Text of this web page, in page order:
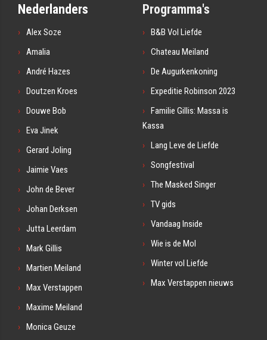
Nederlanders
Alex Soze
Amalia
André Hazes
Doutzen Kroes
Douwe Bob
Eva Jinek
Gerard Joling
Jaimie Vaes
John de Bever
Johan Derksen
Jutta Leerdam
Mark Gillis
Martien Meiland
Max Verstappen
Maxime Meiland
Monica Geuze
Programma's
B&B Vol Liefde
Chateau Meiland
De Augurkenkoning
Expeditie Robinson 2023
Familie Gillis: Massa is
Kassa
Lang Leve de Liefde
Songfestival
The Masked Singer
TV gids
Vandaag Inside
Wie is de Mol
Winter vol Liefde
Max Verstappen nieuws